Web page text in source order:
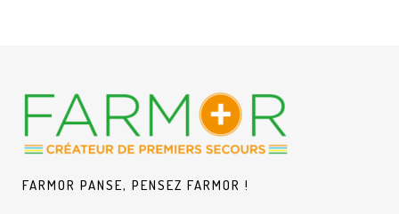
FARMOR PANSE, PENSEZ FARMOR !